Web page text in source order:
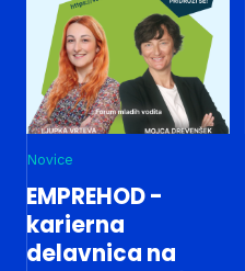
Novice
EMPREHOD -
karierna
delavnica na